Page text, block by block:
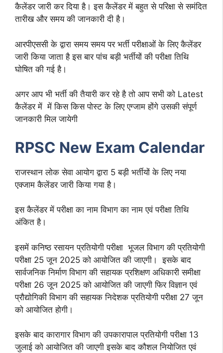
कैलेंडर जारी कर दिया है। इस कैलेंडर में बहुत से परिक्षा से समंदित
तारीख और समय की जानकारी दी है।
आरपीएससी के द्वारा समय समय पर भर्ती परीक्षाओं के लिए कैलेंडर
जारी किया जाता है इस बारपांच बड़ी भर्तीयों की परीक्षा तिथि
घोषित की गई है।
अगर आप भी भर्ती की तैयारी कर रहे है तो आप सभी को Latest
कैलेंडर में में किस किस पोस्ट के लिए एग्जाम होंगे उसकी संपूर्ण
जानकारी मिल जायेगी
RPSC New Exam Calendar
राजस्थान लोक सेवा आयोग द्वारा 5 बड़ी भर्तीयों के लिए नया
एक्जाम कैलेंडर जारी किया गया है।
इस कैलेंडर में परीक्षा का नाम विभाग का नाम एवं परीक्षा तिथि
अंकित है।
इसमें कनिष्ठ रसायन प्रतियोगी परीक्षा भूजल विभाग की प्रतियोगी
परीक्षा 25 जून 2025 को आयोजित की जाएगी। इसके बाद
सार्वजनिक निर्माण विभाग की सहायक प्रशिक्षण अधिकारी समीक्षा
परीक्षा 26 जून 2025 को आयोजित की जाएगी फिर विज्ञान एवं
प्रौद्योगिकी विभाग की सहायक निदेशक प्रतियोगी परीक्षा 27 जून
को आयोजित होगी।
इसके बाद कारागार विभाग की उपकारापाल प्रतियोगी परीक्षा 13
जुलाई को आयोजित की जाएगी इसके बाद कौशल नियोजित एवं